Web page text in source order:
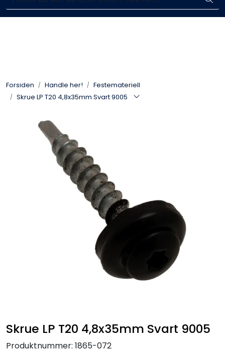
Skip to main contentEnkelt kjøp, hentes i butikk (Sandefjord)
Forsiden Handle her!
Festemateriell
Skrue LP T20 4,8x35mm Svart 9005
Skrue LP T20 4,8x35mm Svart 9005
Produktnummer: 1865-072
Taktekking
FOAMGLAS®
Ventilasjon